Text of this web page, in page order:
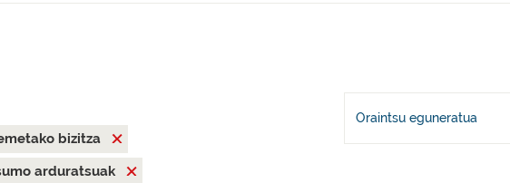
bizitza
arduratsuak
Oraintsu eguneratua